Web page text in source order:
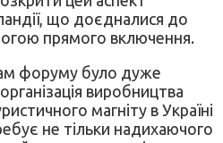
що доєдналися до
прямого включення.
форуму було дуже
виробництва
магніту в Україні
не тільки надихаючого